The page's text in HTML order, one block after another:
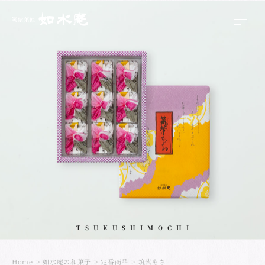
TSUKUSHIMOCHI
Home 如水庵の和菓子 定番商品 筑紫もち